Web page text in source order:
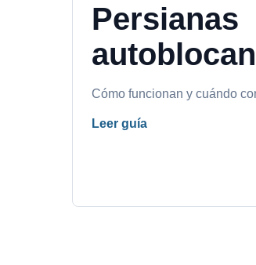
Persianas
Cómo funcionan y cuándo
Leer guía